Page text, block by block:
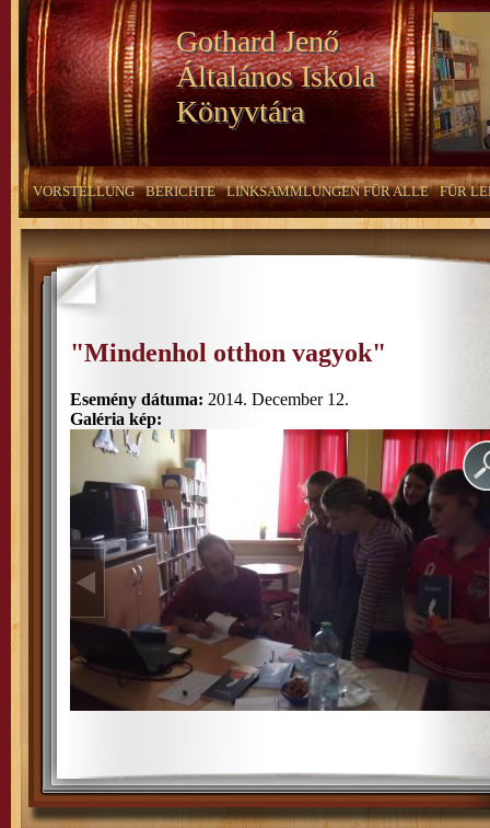
Gothard Jenő
Általános Iskola
Könyvtára
VORSTELLUNG BERICHTE LINKSAMMLUNGEN FÜR ALLE FÜR
"Mindenhol otthon vagyok"
Esemény dátuma: 2014. December 12.
Galéria kép: